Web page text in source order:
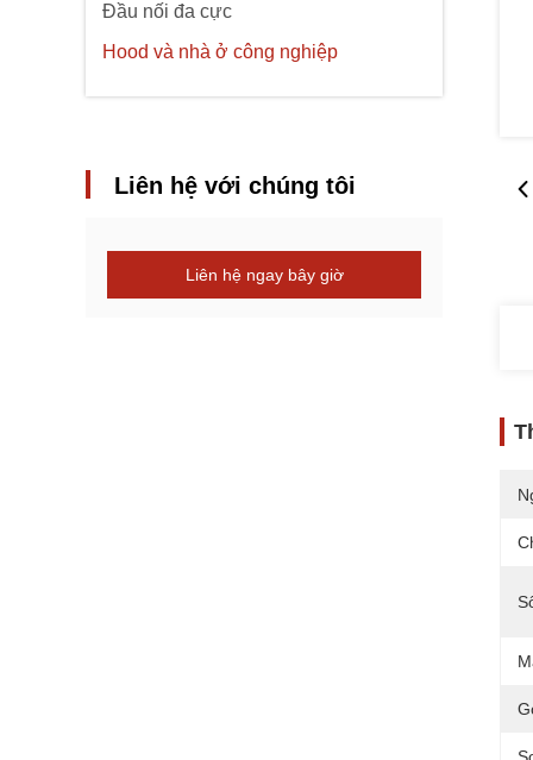
Đầu nối đa cực
Hood và nhà ở công nghiệp
Liên hệ với chúng tôi
Liên hệ ngay bây giờ